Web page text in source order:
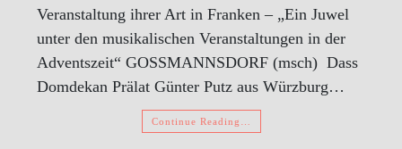
Veranstaltung ihrer Art in Franken – „Ein Juwel
unter den musikalischen Veranstaltungen in der
Adventszeit“ GOSSMANNSDORF (msch) Dass
Domdekan Prälat Günter Putz aus Würzburg…
Continue Reading…